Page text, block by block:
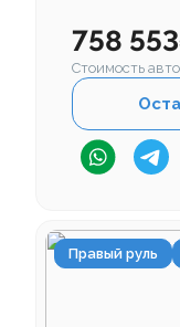
758 553
Стоимость
Правый руль